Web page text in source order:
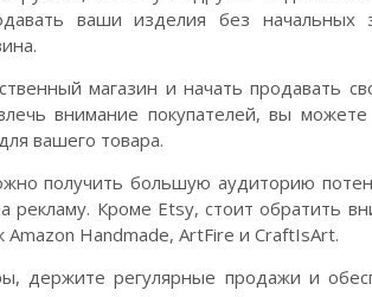
ваши изделия без начальных
магазин и начать продавать
внимание покупателей, вы
вашего товара.
получить большую аудиторию
рекламу. Кроме Etsy, стоит обратить
Handmade, ArtFire и CraftIsArt.
держите регулярные продажи и